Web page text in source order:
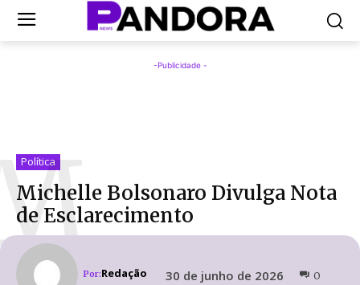
-Publicidade -
Política
Michelle Bolsonaro Divulga Nota
de Esclarecimento
Por:Redação 30 de junho de 2026 0